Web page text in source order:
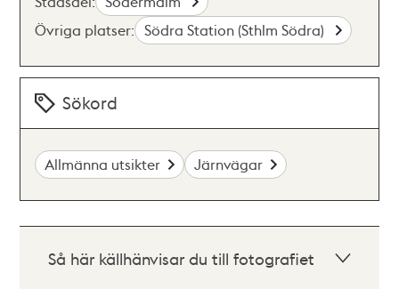
Övriga platser: Södra Station (Sthlm Södra)
Sökord
Allmänna utsikter Järnvägar
Så här källhänvisar du till fotografiet